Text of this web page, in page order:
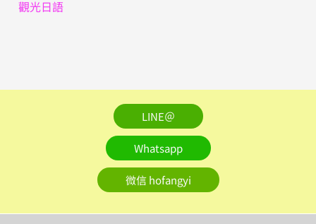
觀光日語
LINE＠
Whatsapp
微信 hofangyi